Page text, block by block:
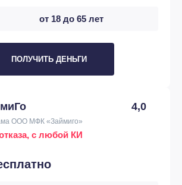
от 18 до 65 лет
ПОЛУЧИТЬ ДЕНЬГИ
4,0
ООО МФК «Займиго»
с любой КИ